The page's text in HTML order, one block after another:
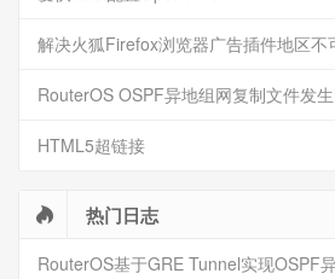
解决火狐Firefox浏览器广告插件地区不
RouterOS OSPF异地组网复制文件发
HTML5超链接
热门日志
RouterOS基于GRE Tunnel实现OSPF